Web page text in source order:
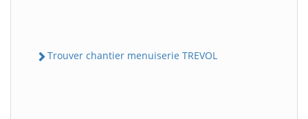
Trouver chantier menuiserie TREVOL